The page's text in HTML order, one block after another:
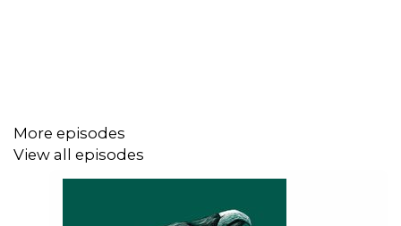
More episodes
View all episodes